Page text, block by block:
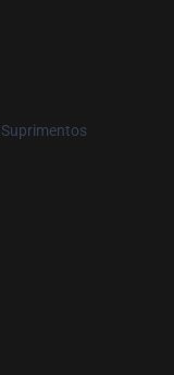
Suprimentos